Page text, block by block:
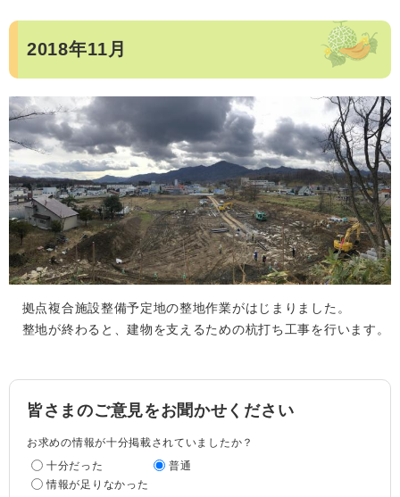
2018年11月
拠点複合施設整備予定地の整地作業がはじまりました。
整地が終わると、建物を支えるための杭打ち工事を行います。
皆さまのご意見をお聞かせください
お求めの情報が十分掲載されていましたか？
十分だった
普通
情報が足りなかった